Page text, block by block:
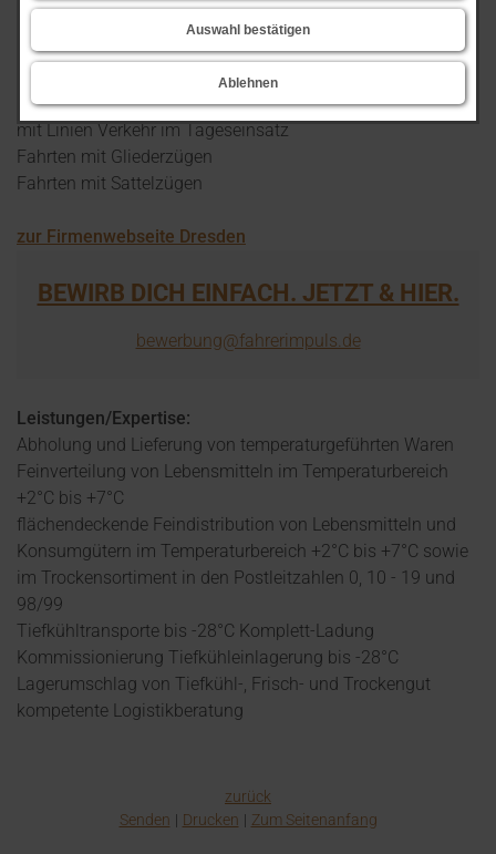
Auswahl bestätigen
Ablehnen
Lebensmittel, Logistik gekühlt, Verteilung, Linienverkehre,
mit Kühl-Motorwagen ab 12/15/16/18/26 to
mit Linien Verkehr im Tageseinsatz
Fahrten mit Gliederzügen
Fahrten mit Sattelzügen
zur Firmenwebseite Dresden
BEWIRB DICH EINFACH. JETZT & HIER.
bewerbung@fahrerimpuls.de
Leistungen/Expertise:
Abholung und Lieferung von temperaturgeführten Waren
Feinverteilung von Lebensmitteln im Temperaturbereich
+2°C bis +7°C
flächendeckende Feindistribution von Lebensmitteln und
Konsumgütern im Temperaturbereich +2°C bis +7°C sowie
im Trockensortiment in den Postleitzahlen 0, 10 - 19 und
98/99
Tiefkühltransporte bis -28°C Komplett-Ladung
Kommissionierung Tiefkühleinlagerung bis -28°C
Lagerumschlag von Tiefkühl-, Frisch- und Trockengut
kompetente Logistikberatung
zurück
Senden
Drucken Zum Seitenanfang